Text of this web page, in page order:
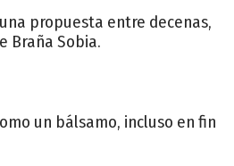
propuesta entre decenas,
Braña Sobia.
un bálsamo, incluso en fin